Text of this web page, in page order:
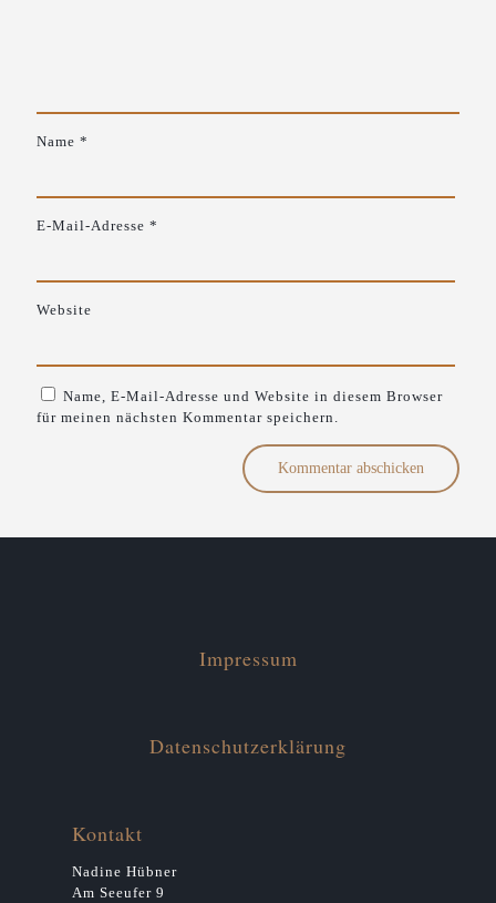
Name *
E-Mail-Adresse *
Website
Name, E-Mail-Adresse und Website in diesem Browser
für meinen nächsten Kommentar speichern.
Impressum
Datenschutzerklärung
Kontakt
Nadine Hübner
Am Seeufer 9